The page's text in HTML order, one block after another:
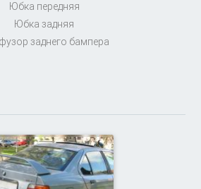
Юбка передняя
Юбка задняя
заднего бампера